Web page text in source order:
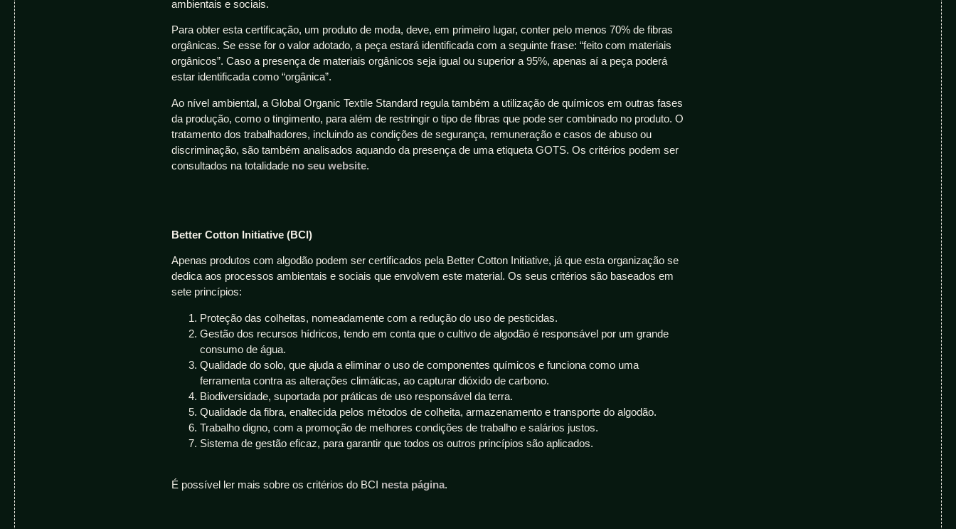
ambientais e sociais.
Para obter esta certificação, um produto de moda, deve, em primeiro lugar, conter pelo menos 70% de fibras
orgânicas. Se esse for o valor adotado, a peça estará identificada com a seguinte frase: “feito com materiais
orgânicos”. Caso a presença de materiais orgânicos seja igual ou superior a 95%, apenas aí a peça poderá
estar identificada como “orgânica”.
Ao nível ambiental, a Global Organic Textile Standard regula também a utilização de químicos em outras fases
da produção, como o tingimento, para além de restringir o tipo de fibras que pode ser combinado no produto. O
tratamento dos trabalhadores, incluindo as condições de segurança, remuneração e casos de abuso ou
discriminação, são também analisados aquando da presença de uma etiqueta GOTS. Os critérios podem ser
consultados na totalidade no seu website.
Better Cotton Initiative (BCI)
Apenas produtos com algodão podem ser certificados pela Better Cotton Initiative, já que esta organização se
dedica aos processos ambientais e sociais que envolvem este material. Os seus critérios são baseados em
sete princípios:
Proteção das colheitas, nomeadamente com a redução do uso de pesticidas.
Gestão dos recursos hídricos, tendo em conta que o cultivo de algodão é responsável por um grande
consumo de água.
Qualidade do solo, que ajuda a eliminar o uso de componentes químicos e funciona como uma
ferramenta contra as alterações climáticas, ao capturar dióxido de carbono.
Biodiversidade, suportada por práticas de uso responsável da terra.
Qualidade da fibra, enaltecida pelos métodos de colheita, armazenamento e transporte do algodão.
Trabalho digno, com a promoção de melhores condições de trabalho e salários justos.
Sistema de gestão eficaz, para garantir que todos os outros princípios são aplicados.
É possível ler mais sobre os critérios do BCI nesta página.